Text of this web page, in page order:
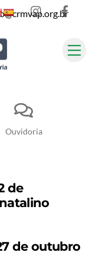
Ouvidoria
Instagram
de
de outubro